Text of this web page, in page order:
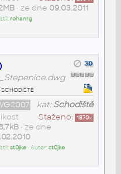
• ze dne 09.03.2011
rohanrg
kat:Schodiště
Staženo: 1870x
• ze dne
st0jke• Autor:st0jke